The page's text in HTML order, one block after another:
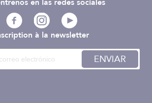
à la newsletter
ENVIAR
en las redes sociales